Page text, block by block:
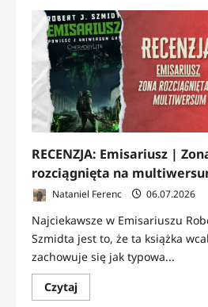
o
RECENZJA:
Demoniczne
dwudziestolecie
|
II
Rzeczpospolita,
której
nie
znajdziesz
w
podręcznikach
RECENZJA: Emisariusz |
rozciągnięta na
Nataniel Ferenc 06.07.2026
Najciekawsze w Emisariuszu
Szmidta jest to, że ta książka
zachowuje się jak typowa...
CzytajDowiedz
się